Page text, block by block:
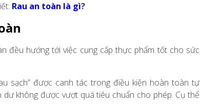
Rau an toàn là gì?
đều hướng tới việc cung cấp thực phẩm tốt cho sức
sạch” được canh tác trong điều kiện hoàn toàn tự
không được vượt quá tiêu chuẩn cho phép. Cụ thể